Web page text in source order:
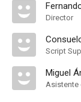
Director
Script
Miguel